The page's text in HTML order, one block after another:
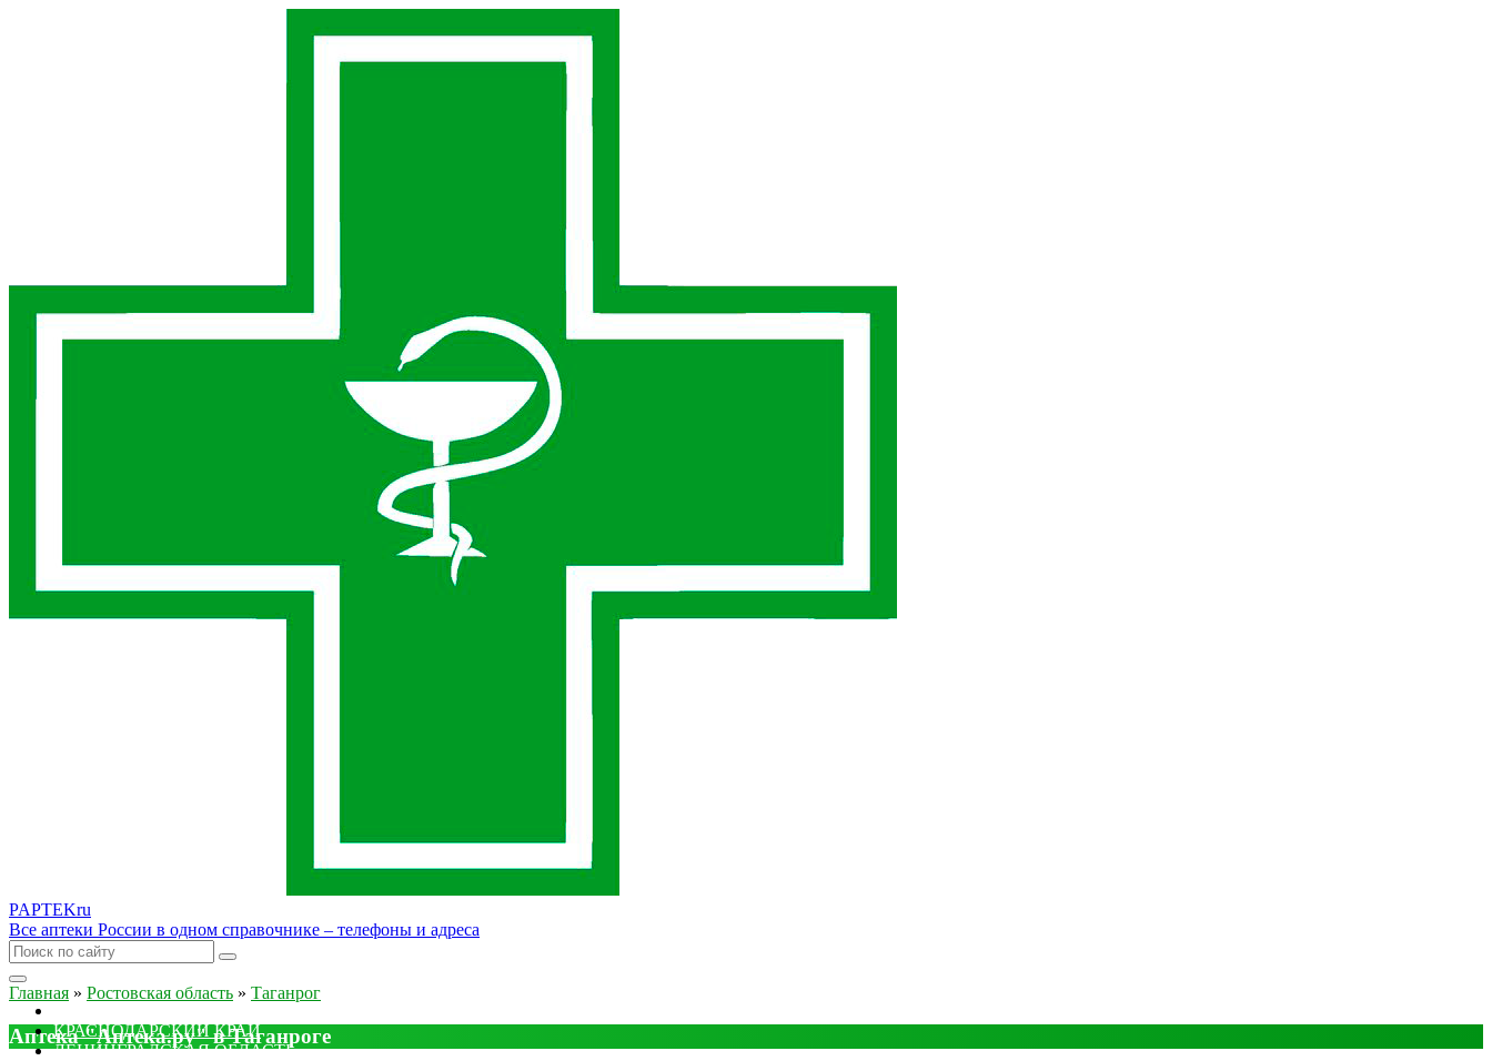
PAPTEKru
Все аптеки России в одном справочнике – телефоны и адреса
КРАСНОДАРСКИЙ КРАЙ
ЛЕНИНГРАДСКАЯ ОБЛАСТЬ
Главная » Ростовская область » Таганрог
Аптека "Аптека.ру" в Таганроге